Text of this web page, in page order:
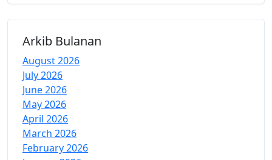
Arkib Bulanan
August 2026
July 2026
June 2026
May 2026
April 2026
March 2026
February 2026